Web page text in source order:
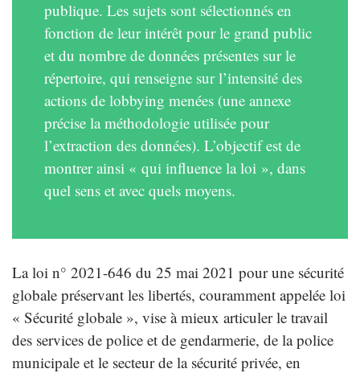
publique. Les sujets sont sélectionnés en
fonction de leur intérêt pour le grand public
et du nombre de données présentes sur le
répertoire, qui renseigne sur l’intensité des
actions de lobbying menées (une annexe
précise la méthodologie utilisée pour
l’extraction des données). L’objectif est de
montrer ainsi « qui influence la loi », dans
quel sens et avec quels moyens.
La loi n° 2021-646 du 25 mai 2021 pour une sécurité
globale préservant les libertés, couramment appelée loi
« Sécurité globale », vise à mieux articuler le travail
des services de police et de gendarmerie, de la police
municipale et le secteur de la sécurité privée, en